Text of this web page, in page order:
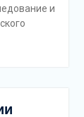
и